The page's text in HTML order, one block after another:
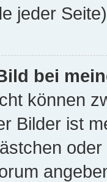
jeder
bei
können
Bilder ist